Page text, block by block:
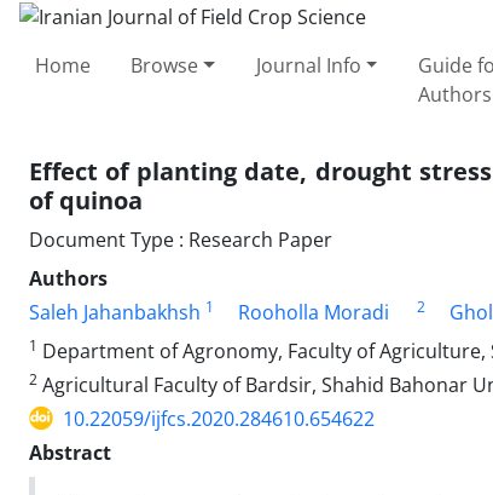
Home Browse Journal Info
Guide
Authors
Effect of planting date, drought
of quinoa
Document Type : Research Paper
Authors
Saleh Jahanbakhsh 1 Rooholla Moradi 2
1 Department of Agronomy, Faculty of
2 Agricultural Faculty of Bardsir, Shahid Bahonar
10.22059/ijfcs.2020.284610.654622
Abstract